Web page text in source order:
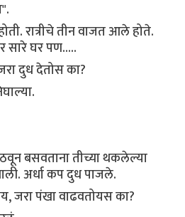
रात्रीचे तीन वाजत आले होते.
सारे घर पण.....
दुध देतोस का?
बसवताना तीच्या थकलेल्या
अर्धा कप दुध पाजले.
जरा पंखा वाढवतोयस का?